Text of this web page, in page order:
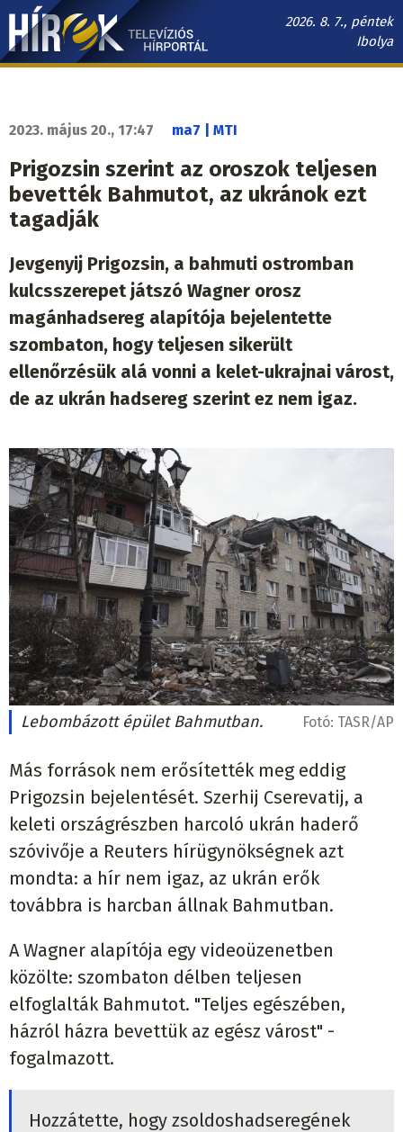
Ugrás
tartalomra
2026. 8. 7., péntek
Ibolya
Hírek.sk
navigáció
2023. május 20., 17:47 ma7 | MTI
Prigozsin szerint az oroszok teljesen
bevették Bahmutot, az ukránok ezt
tagadják
Jevgenyij Prigozsin, a bahmuti ostromban
kulcsszerepet játszó Wagner orosz
magánhadsereg alapítója bejelentette
szombaton, hogy teljesen sikerült
ellenőrzésük alá vonni a kelet-ukrajnai várost,
de az ukrán hadsereg szerint ez nem igaz.
Lebombázott épület Bahmutban. Fotó: TASR/AP
Más források nem erősítették meg eddig
Prigozsin bejelentését. Szerhij Cserevatij, a
keleti országrészben harcoló ukrán haderő
szóvivője a Reuters hírügynökségnek azt
mondta: a hír nem igaz, az ukrán erők
továbbra is harcban állnak Bahmutban.
A Wagner alapítója egy videoüzenetben
közölte: szombaton délben teljesen
elfoglalták Bahmutot. "Teljes egészében,
házról házra bevettük az egész várost" -
fogalmazott.
Hozzátette, hogy zsoldoshadseregének